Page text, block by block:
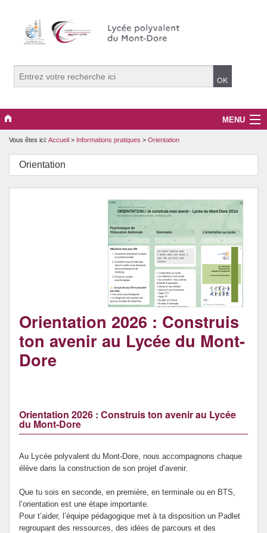
MENU
Le Lycée
Informations pratiques
Vous êtes ici: Accueil > Informations pratiques > Orientation
Orientation
Orientation 2026 : Construis
ton avenir au Lycée du Mont-
Dore
Orientation 2026 : Construis ton avenir au Lycée
du Mont-Dore
Au Lycée polyvalent du Mont-Dore, nous accompagnons chaque
élève dans la construction de son projet d’avenir.
Que tu sois en seconde, en première, en terminale ou en BTS,
l’orientation est une étape importante.
Pour t’aider, l’équipe pédagogique met à ta disposition un Padlet
regroupant des ressources, des idées de parcours et des